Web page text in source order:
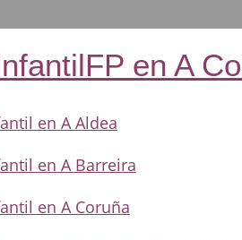
en A
en A Aldea
en A Barreira
en A Coruña